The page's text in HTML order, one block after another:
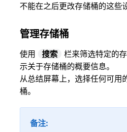
不能在之后更改存储桶的这些
管理存储桶
使用 搜索
栏来筛选特定的
示关于存储桶的概要信息。
从总结屏幕上，选择任何可用
桶。
备注